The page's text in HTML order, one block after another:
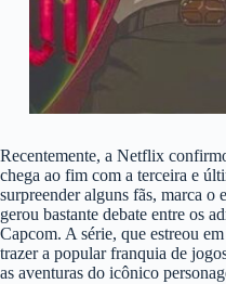
Recentemente, a Netflix
chega ao fim com a terceira e
surpreender alguns fãs, marca o
gerou bastante debate entre os
Capcom. A série, que estreou
trazer a popular franquia de
as aventuras do icônico